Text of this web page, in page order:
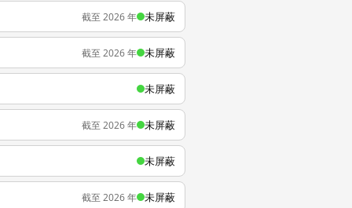
截至 2026 年 未屏蔽
截至 2026 年 未屏蔽
未屏蔽
截至 2026 年 未屏蔽
未屏蔽
截至 2026 年 未屏蔽